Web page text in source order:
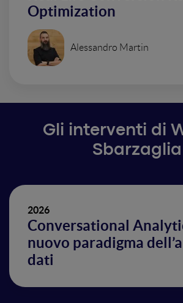
Optimization
Alessandro Martin
Gli interventi di
Sbarzaglia
2026
Conversational
nuovo paradigma
dati